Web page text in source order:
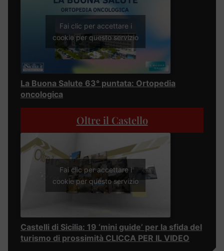
Fai clic per accettare i
cookie per questo servizio
La Buona Salute 63° puntata: Ortopedia
oncologica
Oltre il Castello
Fai clic per accettare i
cookie per questo servizio
Castelli di Sicilia: 19 ‘mini guide’ per la sfida del
turismo di prossimità CLICCA PER IL VIDEO